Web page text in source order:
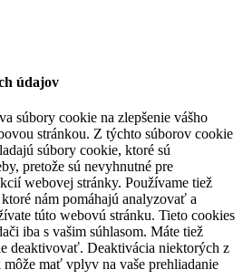
údajov
súbory cookie na zlepšenie vášho
stránkou. Z týchto súborov cookie
súbory cookie, ktoré sú
pretože sú nevyhnutné pre
webovej stránky. Používame tiež
nám pomáhajú analyzovať a
túto webovú stránku. Tieto cookies
iba s vašim súhlasom. Máte tiež
deaktivovať. Deaktivácia niektorých z
mať vplyv na vaše prehliadanie